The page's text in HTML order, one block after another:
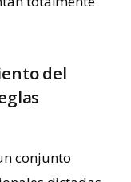
del
conjunto